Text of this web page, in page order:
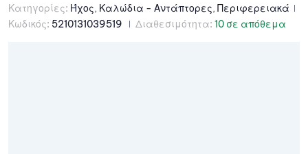
Κατηγορίες: Ήχος, Καλώδια - Αντάπτορες, Περιφερειακά
Κωδικός: 5210131039519 Διαθεσιμότητα: 10 σε απόθεμα